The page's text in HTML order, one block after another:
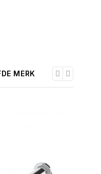
MERK